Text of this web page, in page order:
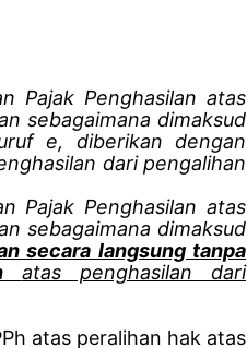
Pajak Penghasilan atas
sebagaimana dimaksud
e, diberikan dengan
dari pengalihan
Pajak Penghasilan atas
sebagaimana dimaksud
secara langsung tanpa
atas penghasilan dari
atas peralihan hak atas